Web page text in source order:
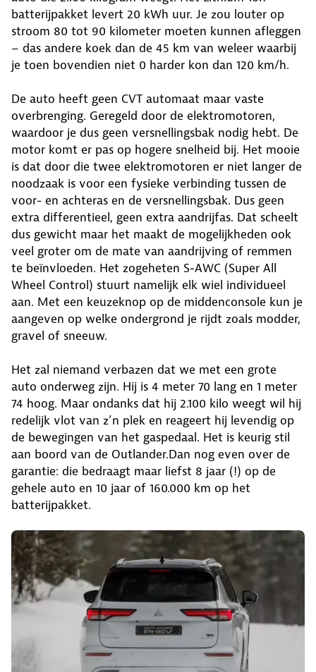
batterijpakket levert 20 kWh uur. Je zou louter op
stroom 80 tot 90 kilometer moeten kunnen afleggen
– das andere koek dan de 45 km van weleer waarbij
je toen bovendien niet 0 harder kon dan 120 km/h.
De auto heeft geen CVT automaat maar vaste
overbrenging. Geregeld door de elektromotoren,
waardoor je dus geen versnellingsbak nodig hebt. De
motor komt er pas op hogere snelheid bij. Het mooie
is dat door die twee elektromotoren er niet langer de
noodzaak is voor een fysieke verbinding tussen de
voor- en achteras en de versnellingsbak. Dus geen
extra differentieel, geen extra aandrijfas. Dat scheelt
dus gewicht maar het maakt de mogelijkheden ook
veel groter om de mate van aandrijving of remmen
te beïnvloeden. Het zogeheten S-AWC (Super All
Wheel Control) stuurt namelijk elk wiel individueel
aan. Met een keuzeknop op de middenconsole kun je
aangeven op welke ondergrond je rijdt zoals modder,
gravel of sneeuw.
Het zal niemand verbazen dat we met een grote
auto onderweg zijn. Hij is 4 meter 70 lang en 1 meter
74 hoog. Maar ondanks dat hij 2.100 kilo weegt wil hij
redelijk vlot van z’n plek en reageert hij levendig op
de bewegingen van het gaspedaal. Het is keurig stil
aan boord van de Outlander.Dan nog even over de
garantie: die bedraagt maar liefst 8 jaar (!) op de
gehele auto en 10 jaar of 160.000 km op het
batterijpakket.